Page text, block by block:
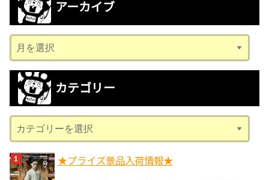
アーカイブ
ー
カ
ブ
カテゴリー
テ
ゴ
リ
★プライズ景品入荷情報★